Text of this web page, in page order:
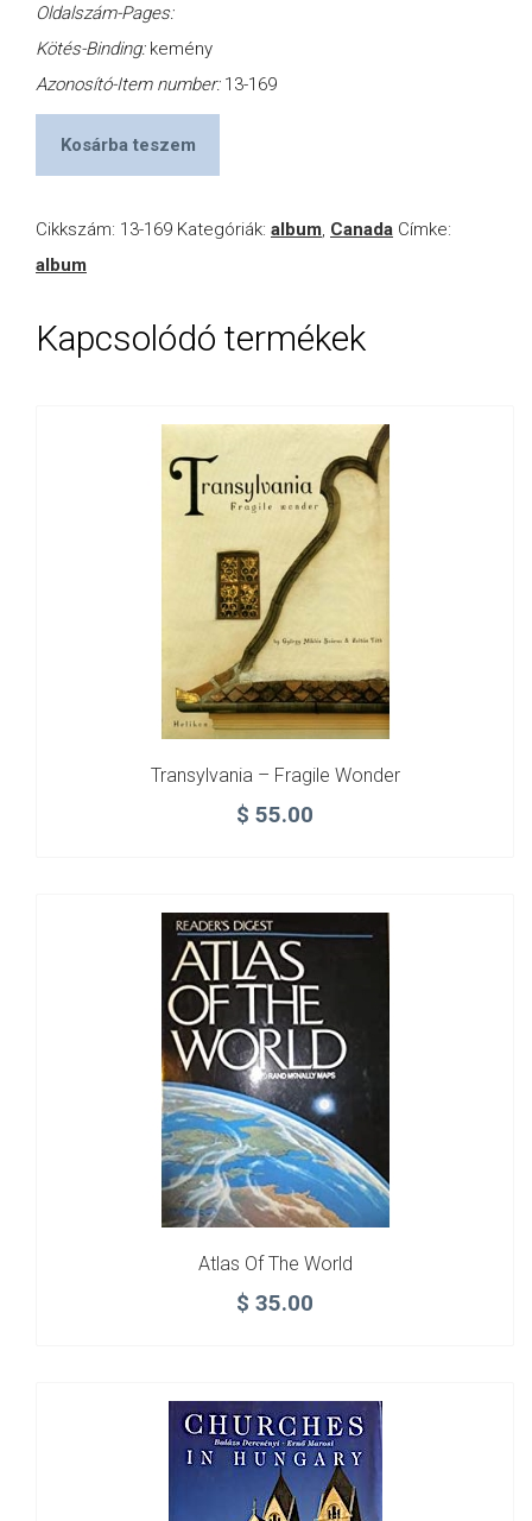
Oldalszám-Pages:
Kötés-Binding: kemény
Azonosító-Item number: 13-169
Kosárba teszem
Cikkszám: 13-169 Kategóriák: album, Canada Címke:
album
Kapcsolódó termékek
Transylvania – Fragile Wonder
$ 55.00
Atlas Of The World
$ 35.00